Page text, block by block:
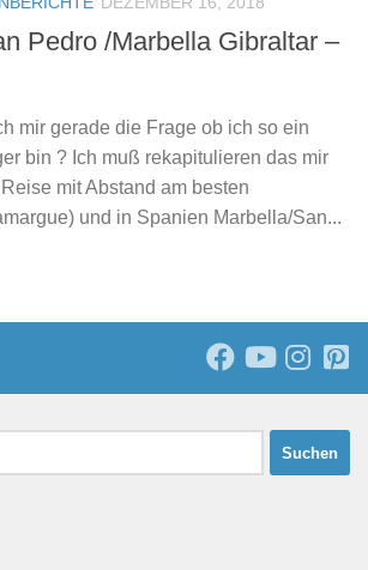
Pedro /Marbella Gibraltar –
mir gerade die Frage ob ich so ein
bin ? Ich muß rekapitulieren das mir
mit Abstand am besten
und in Spanien Marbella/San...